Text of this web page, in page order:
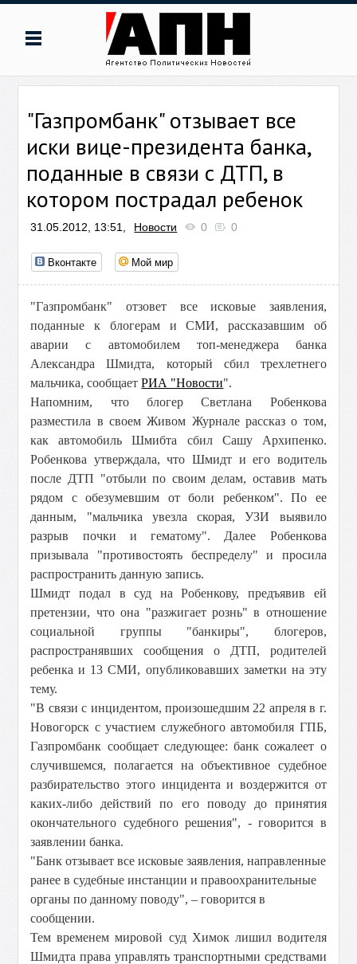
"Газпромбанк" отзывает все
иски вице-президента банка,
поданные в связи с ДТП, в
котором пострадал ребенок
31.05.2012, 13:51, Новости 0 0
Вконтакте Мой мир
"Газпромбанк" отзовет все исковые заявления,
поданные к блогерам и СМИ, рассказавшим об
аварии с автомобилем топ-менеджера банка
Александра Шмидта, который сбил трехлетнего
мальчика, сообщаетРИА "Новости".
Напомним, что блогер Светлана Робенкова
разместила в своем Живом Журнале рассказ о том,
как автомобиль Шмибта сбил Сашу Архипенко.
Робенкова утверждала, что Шмидт и его водитель
после ДТП "отбыли по своим делам, оставив мать
рядом с обезумевшим от боли ребенком". По ее
данным, "мальчика увезла скорая, УЗИ выявило
разрыв почки и гематому". Далее Робенкова
призывала "противостоять беспределу" и просила
распространить данную запись.
Шмидт подал в суд на Робенкову, предъявив ей
претензии, что она "разжигает рознь" в отношение
социальной группы "банкиры", блогеров,
распространявших сообщения о ДТП, родителей
ребенка и 13 СМИ, опубликовавших заметки на эту
тему.
"В связи с инцидентом, произошедшим 22 апреля в г.
Новогорск с участием служебного автомобиля ГПБ,
Газпромбанк сообщает следующее: банк сожалеет о
случившемся, полагается на объективное судебное
разбирательство этого инцидента и воздержится от
каких-либо действий по его поводу до принятия
окончательного судебного решения", - говорится в
заявлении банка.
"Банк отзывает все исковые заявления, направленные
ранее в судебные инстанции и правоохранительные
органы по данному поводу", – говорится в
сообщении.
Тем временем мировой суд Химок лишил водителя
Шмидта права управлять транспортными средствами